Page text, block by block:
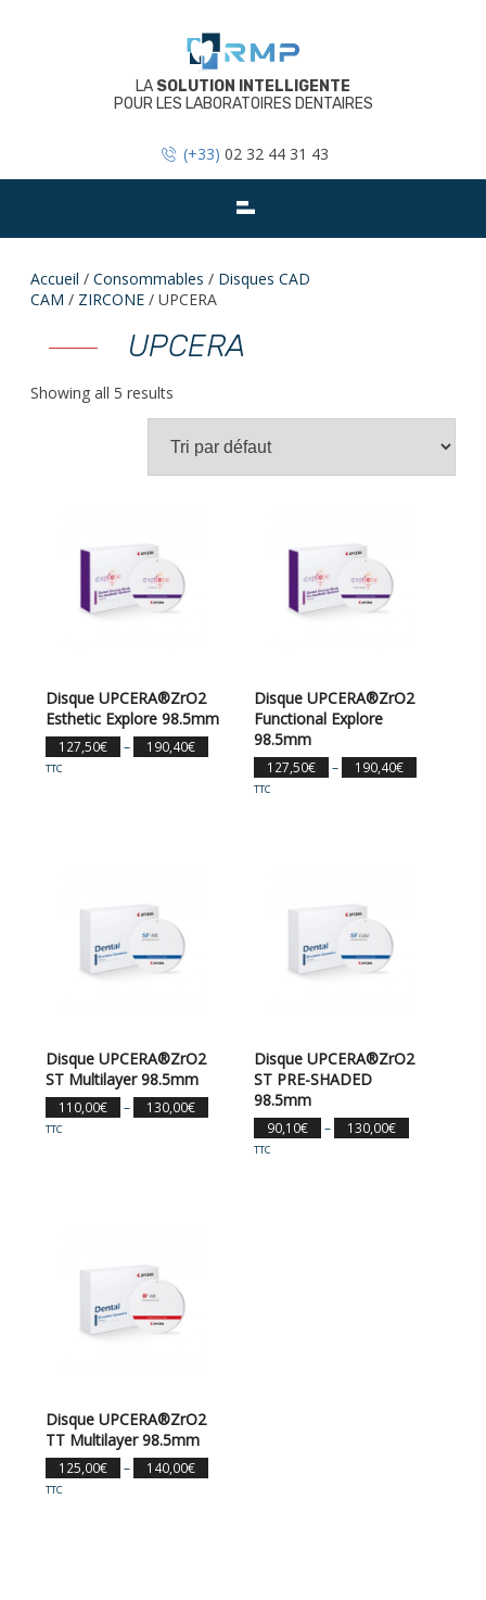
LA SOLUTION INTELLIGENTE
POUR LES LABORATOIRES DENTAIRES
(+33) 02 32 44 31 43
Accueil / Consommables / Disques CAD
CAM / ZIRCONE / UPCERA
UPCERA
Showing all 5 results
Disque UPCERA®ZrO2
Esthetic Explore 98.5mm
127,50€ – 190,40€
TTC
Disque UPCERA®ZrO2
Functional Explore
98.5mm
127,50€ – 190,40€
TTC
Disque UPCERA®ZrO2
ST Multilayer 98.5mm
110,00€ – 130,00€
TTC
Disque UPCERA®ZrO2
ST PRE-SHADED
98.5mm
90,10€ – 130,00€
TTC
Disque UPCERA®ZrO2
TT Multilayer 98.5mm
125,00€ – 140,00€
TTC